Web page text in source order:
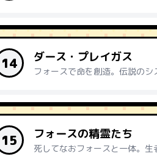
14 ダース・プレイガス
フォースで命を創造。伝説のシ
15 フォースの精霊たち
死してなおフォースと一体。生